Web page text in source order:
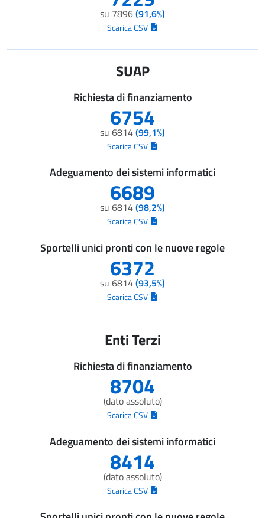
su 7896(91,6%)
Scarica CSV
SUAP
Richiesta di finanziamento
6754
su 6814(99,1%)
Scarica CSV
Adeguamento dei sistemi informatici
6689
su 6814(98,2%)
Scarica CSV
Sportelli unici pronti con le nuove regole
6372
su 6814(93,5%)
Scarica CSV
Enti Terzi
Richiesta di finanziamento
8704
(dato assoluto)
Scarica CSV
Adeguamento dei sistemi informatici
8414
(dato assoluto)
Scarica CSV